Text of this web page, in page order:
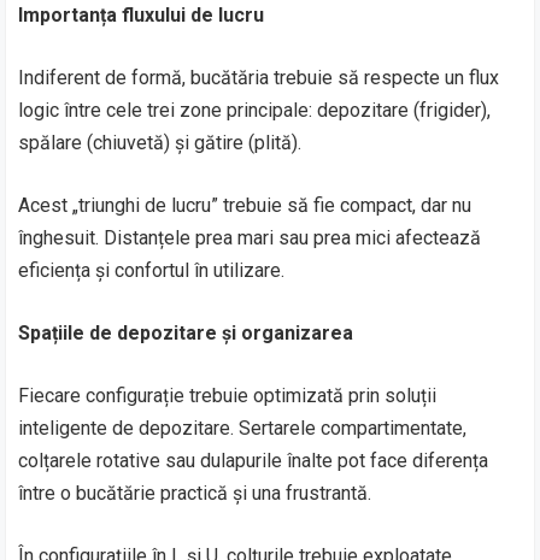
Importanța fluxului de lucru
Indiferent de formă, bucătăria trebuie să respecte un flux
logic între cele trei zone principale: depozitare (frigider),
spălare (chiuvetă) și gătire (plită).
Acest „triunghi de lucru” trebuie să fie compact, dar nu
înghesuit. Distanțele prea mari sau prea mici afectează
eficiența și confortul în utilizare.
Spațiile de depozitare și organizarea
Fiecare configurație trebuie optimizată prin soluții
inteligente de depozitare. Sertarele compartimentate,
colțarele rotative sau dulapurile înalte pot face diferența
între o bucătărie practică și una frustrantă.
În configurațiile în L și U, colțurile trebuie exploatate